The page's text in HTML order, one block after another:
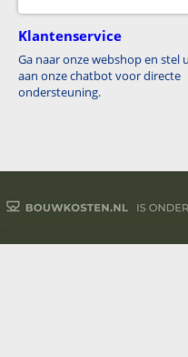
Klantenservice
Ga naar onze webshop en stel
aan onze chatbot voor directe
ondersteuning.